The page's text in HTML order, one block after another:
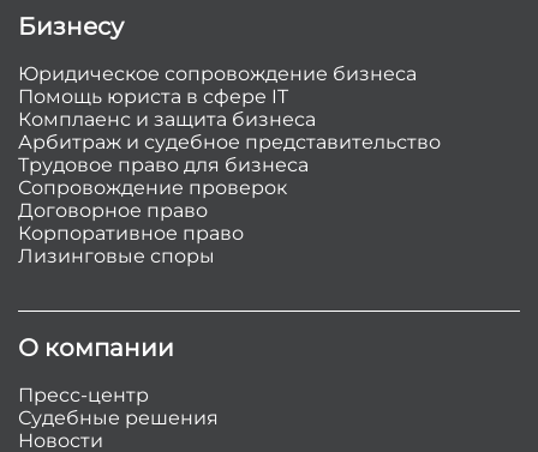
Бизнесу
Юридическое сопровождение бизнеса
Помощь юриста в сфере IT
Комплаенс и защита бизнеса
Арбитраж и судебное представительство
Трудовое право для бизнеса
Сопровождение проверок
Договорное право
Корпоративное право
Лизинговые споры
О компании
Пресс-центр
Судебные решения
Новости